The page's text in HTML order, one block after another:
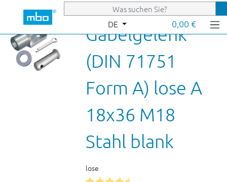
Zum Hauptinhalt springen
DE 0,00 €
Gabelgelenk
(DIN 71751
Form A) lose A
18x36 M18
Stahl blank
lose